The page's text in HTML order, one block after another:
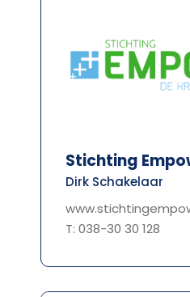
Stichting
Dirk Schakelaar
T: 038-30 30 128